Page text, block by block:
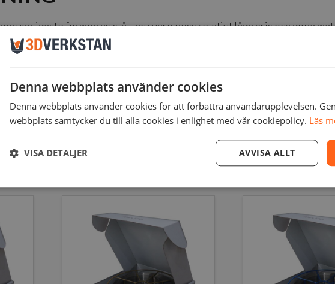
vanligaste formen av stål tack vare dess relativt låga pris och goda
Kolstål har också oöverträffad svetsbarhet och bearbetbarhet.
av maskindelar, verktyg och prototyper för maskiner, bilindustrin,
Denna webbplats använder cookies
Denna webbplats använder cookies för att förbättra användarupplevelsen.
webbplats samtycker du till alla cookies i enlighet med vår cookiepolicy. Läs
AVVISA ALLT
VISA DETALJER